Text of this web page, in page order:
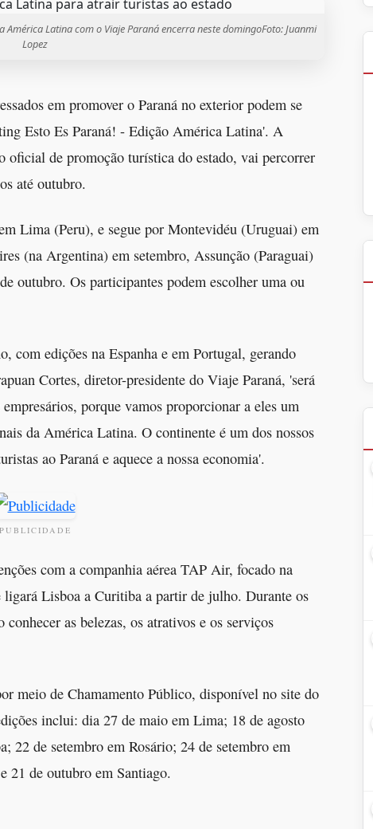
Latina com o Viaje Paraná encerra neste domingoFoto: Juanmi
Lopez
em promover o Paraná no exterior podem se
Esto Es Paraná! - Edição América Latina'. A
de promoção turística do estado, vai percorrer
até outubro.
Lima (Peru), e segue por Montevidéu (Uruguai) em
(na Argentina) em setembro, Assunção (Paraguai)
outubro. Os participantes podem escolher uma ou
com edições na Espanha e em Portugal, gerando
Cortes, diretor-presidente do Viaje Paraná, 'será
porque vamos proporcionar a eles um
da América Latina. O continente é um dos nossos
ao Paraná e aquece a nossa economia'.
PUBLICIDADE
com a companhia aérea TAP Air, focado na
Lisboa a Curitiba a partir de julho. Durante os
as belezas, os atrativos e os serviços
meio de Chamamento Público, disponível no site do
inclui: dia 27 de maio em Lima; 18 de agosto
22 de setembro em Rosário; 24 de setembro em
21 de outubro em Santiago.